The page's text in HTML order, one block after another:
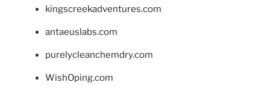
kingscreekadventures.com
antaeuslabs.com
purelycleanchemdry.com
WishOping.com